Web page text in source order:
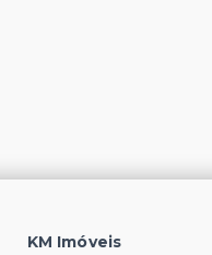
KM Imóveis